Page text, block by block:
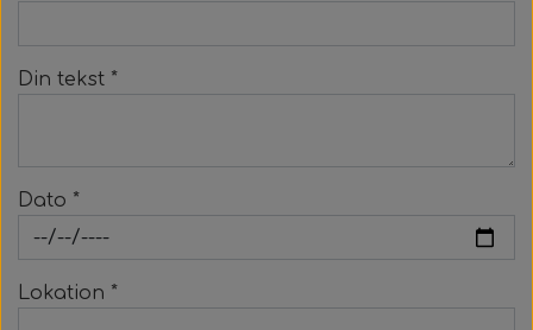
sæt af minimum 25 stk og måler 12,3 x 17,3 cm,
hvilket gør dem perfekte til at passe ned i alle
vores kuverter. Denne praktiske størrelse sikrer, at
Din tekst *
Dato *
Lokation *